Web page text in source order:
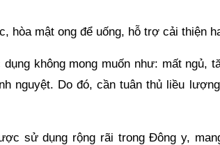
hòa mật ong để uống, hỗ trợ cải thiện
không mong muốn như: mất ngủ,
nguyệt. Do đó, cần tuân thủ liều
sử dụng rộng rãi trong Đông y,